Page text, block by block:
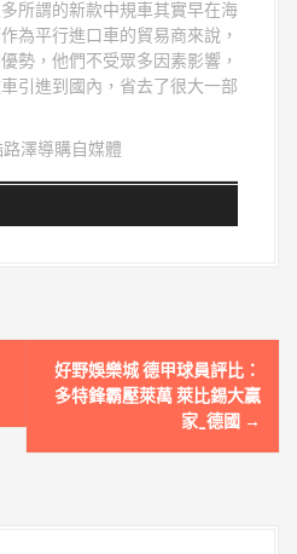
所謂的新款中規車其實早在海
為平行進口車的貿易商來說，
勢，他們不受眾多因素影響，
引進到國內，省去了很大一部
澤導購自媒體
好野娛樂城 德甲球員評比：
多特鋒霸壓萊萬 萊比錫大贏
家_德國 →